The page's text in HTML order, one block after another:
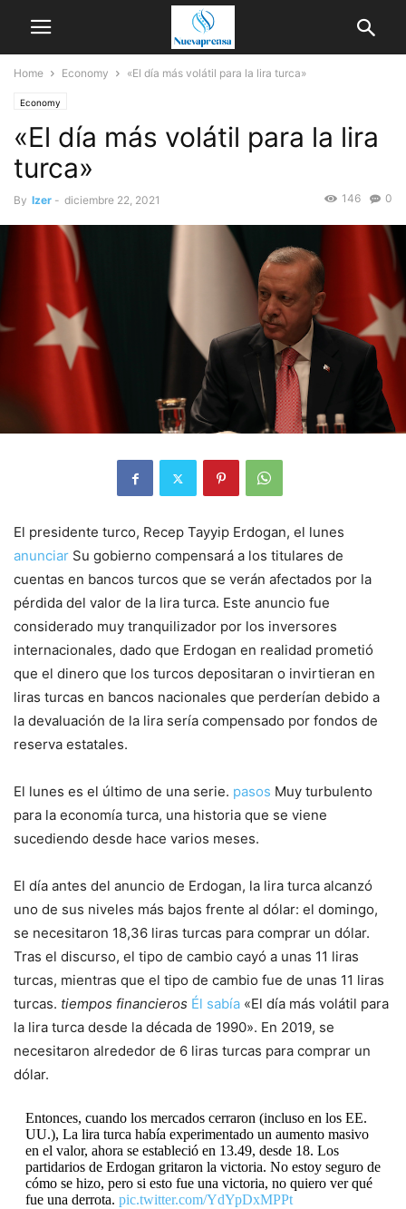
Home Economy «El día más volátil para la lira turca»
Economy
«El día más volátil para la lira
turca»
By Izer - diciembre 22, 2021 0
146
El presidente turco, Recep Tayyip Erdogan, el lunes
anunciar Su gobierno compensará a los titulares de
cuentas en bancos turcos que se verán afectados por la
pérdida del valor de la lira turca. Este anuncio fue
considerado muy tranquilizador por los inversores
internacionales, dado que Erdogan en realidad prometió
que el dinero que los turcos depositaran o invirtieran en
liras turcas en bancos nacionales que perderían debido a
la devaluación de la lira sería compensado por fondos de
reserva estatales.
El lunes es el último de una serie. pasos Muy turbulento
para la economía turca, una historia que se viene
sucediendo desde hace varios meses.
El día antes del anuncio de Erdogan, la lira turca alcanzó
uno de sus niveles más bajos frente al dólar: el domingo,
se necesitaron 18,36 liras turcas para comprar un dólar.
Tras el discurso, el tipo de cambio cayó a unas 11 liras
turcas, mientras que el tipo de cambio fue de unas 11 liras
turcas. tiempos financieros Él sabía «El día más volátil para
la lira turca desde la década de 1990». En 2019, se
necesitaron alrededor de 6 liras turcas para comprar un
dólar.
Entonces, cuando los mercados cerraron (incluso en los EE.
UU.), La lira turca había experimentado un aumento masivo
en el valor, ahora se estableció en 13.49, desde 18. Los
partidarios de Erdogan gritaron la victoria. No estoy seguro de
cómo se hizo, pero si esto fue una victoria, no quiero ver qué
fue una derrota. pic.twitter.com/YdYpDxMPPt